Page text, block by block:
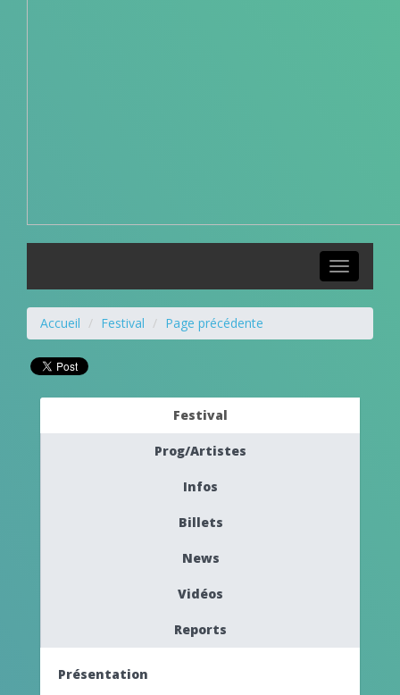
Toggle
navigation
Accueil Festival Page précédente
Festival
Prog/Artistes
Infos
Billets
News
Vidéos
Reports
Présentation